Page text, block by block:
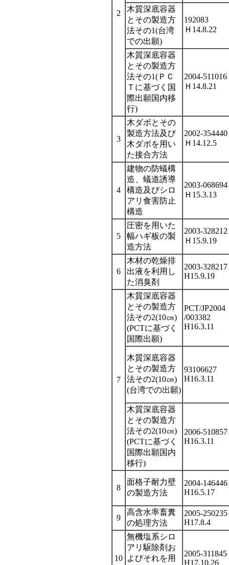
2
木質深底容器
とその製造方
法その1(台湾
での出願)
192083
Ｈ14.8.22
木質深底容器
とその製造方
法その1(ＰＣ
Ｔに基づく国
際出願国内移
行)
2004-511016
Ｈ14.8.21
3
木ダボとその
製造方法及び
木ダボを用い
た接合方法
2002-354440
Ｈ14.12.5
4
建物の防蟻構
造、蟻道誘導
構造及びシロ
アリ食害防止
構造
2003-068694
Ｈ15.3.13
5
圧密を用いた
幅ハギ板の製
造方法
2003-328212
Ｈ15.9.19
6
木材の乾燥排
出液を利用し
た消臭剤
2003-328217
H15.9.19
7
木質深底容器
とその製造方
法その2(10㎝)
(PCTに基づく
国際出願)
PCT/JP2004
/003382
H16.3.11
木質深底容器
とその製造方
法その2(10㎝)
(台湾での出願)
93106627
H16.3.11
木質深底容器
とその製造方
法その2(10㎝)
(PCTに基づく
国際出願国内
移行)
2006-510857
H16.3.11
8
面格子耐力壁
の製造方法
2004-146446
H16.5.17
9
高含水率畜糞
の処理方法
2005-250235
H17.8.4
10
無機塩系シロ
アリ駆除剤お
よびそれを用
2005-311845
H17.10.26